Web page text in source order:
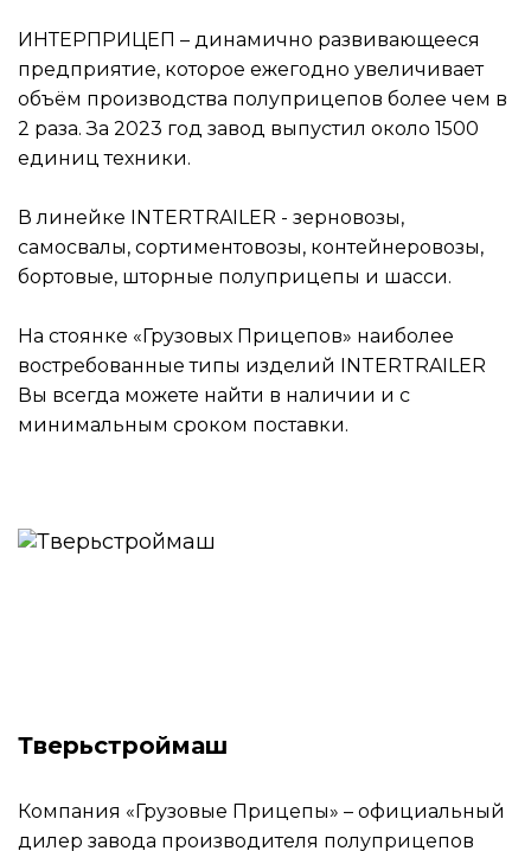
ИНТЕРПРИЦЕП – динамично развивающееся
предприятие, которое ежегодно увеличивает
объём производства полуприцепов более чем в
2 раза. За 2023 год завод выпустил около 1500
единиц техники.
В линейке INTERTRAILER - зерновозы,
самосвалы, сортиментовозы, контейнеровозы,
бортовые, шторные полуприцепы и шасси.
На стоянке «Грузовых Прицепов» наиболее
востребованные типы изделий INTERTRAILER
Вы всегда можете найти в наличии и с
минимальным сроком поставки.
Тверьстроймаш
Компания «Грузовые Прицепы» – официальный
дилер завода производителя полуприцепов